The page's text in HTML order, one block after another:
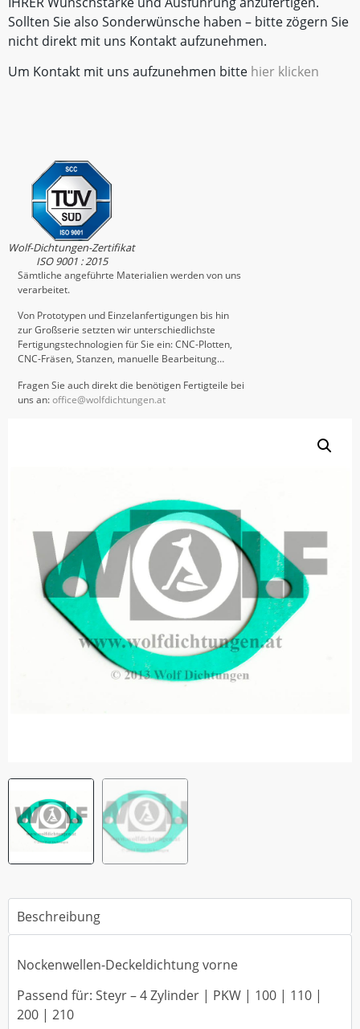
Sollten Sie also Sonderwünsche haben – bitte zögern Sie
nicht direkt mit uns Kontakt aufzunehmen.
Um Kontakt mit uns aufzunehmen bitte hier klicken
Wolf-Dichtungen-Zertifikat
ISO 9001 : 2015
Sämtliche angeführte Materialien werden von uns
verarbeitet.
Von Prototypen und Einzelanfertigungen bis hin
zur Großserie setzten wir unterschiedlichste
Fertigungstechnologien für Sie ein: CNC-Plotten,
CNC-Fräsen, Stanzen, manuelle Bearbeitung…
Fragen Sie auch direkt die benötigen Fertigteile bei
uns an:office@wolfdichtungen.at
Beschreibung
Nockenwellen-Deckeldichtung vorne
Passend für: Steyr – 4 Zylinder | PKW | 100 | 110 |
200 | 210